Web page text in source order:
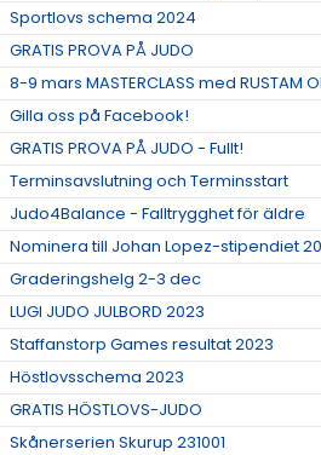
Sportlovs schema 2024
GRATIS PROVA PÅ JUDO
8-9 mars MASTERCLASS med RUSTAM
Gilla oss på Facebook!
GRATIS PROVA PÅ JUDO - Fullt!
Terminsavslutning och Terminsstart
Judo4Balance - Falltrygghet för äldre
Nominera till Johan Lopez-stipendiet
Graderingshelg 2-3 dec
LUGI JUDO JULBORD 2023
Staffanstorp Games resultat 2023
Höstlovsschema 2023
GRATIS HÖSTLOVS-JUDO
Skånerserien Skurup 231001